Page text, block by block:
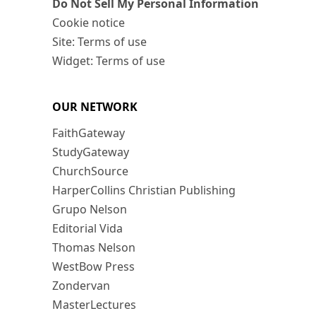
Do Not Sell My Personal Information
Cookie notice
Site: Terms of use
Widget: Terms of use
OUR NETWORK
FaithGateway
StudyGateway
ChurchSource
HarperCollins Christian Publishing
Grupo Nelson
Editorial Vida
Thomas Nelson
WestBow Press
Zondervan
MasterLectures